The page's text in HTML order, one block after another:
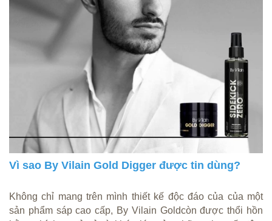
Vì sao By Vilain Gold Digger được tin dùng?
Không chỉ mang trên mình thiết kế độc đáo của của một
sản phẩm sáp cao cấp, By Vilain Goldcòn được thổi hồn